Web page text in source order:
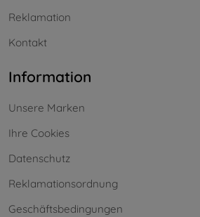
Reklamation
Kontakt
Information
Unsere Marken
Ihre Cookies
Datenschutz
Reklamationsordnung
Geschäftsbedingungen